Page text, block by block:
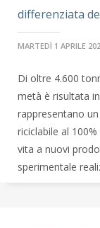
differenziata
MARTEDÌ 1 APRILE
Di oltre 4.600
metà è risultata
rappresentano
riciclabile al
vita a nuovi
sperimentale